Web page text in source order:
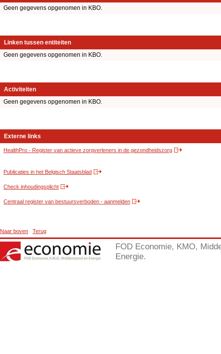
Geen gegevens opgenomen in KBO.
Linken tussen entiteiten
Geen gegevens opgenomen in KBO.
Activiteiten
Geen gegevens opgenomen in KBO.
Externe links
HealthPro - Register van actieve zorgverleners in de gezondheidszorg
Publicaties in het Belgisch Staatsblad
Check inhoudingsplicht
Centraal register van bestuursverboden - aanmelden
Naar boven Terug
FOD Economie, KMO,
Energie.